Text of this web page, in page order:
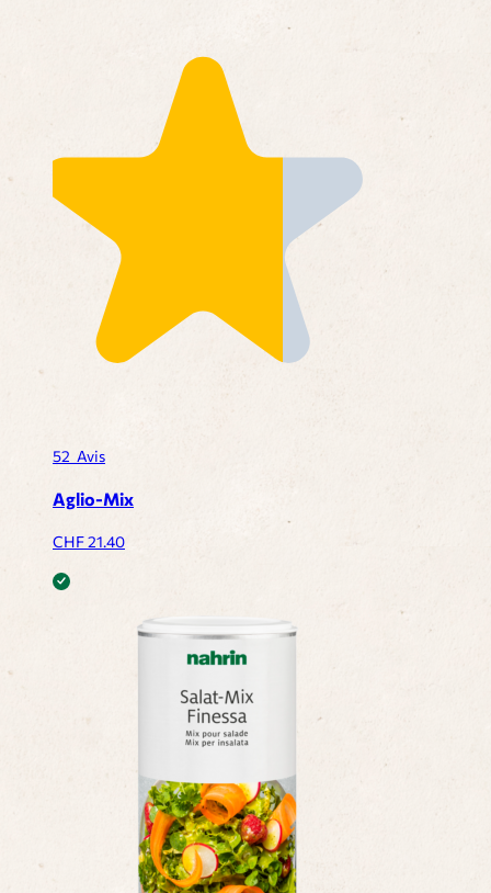
52 Avis
Aglio-Mix
CHF21.40